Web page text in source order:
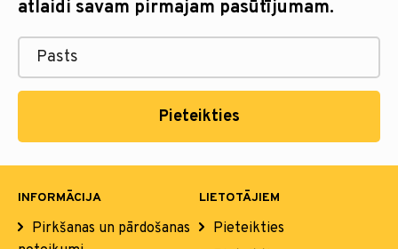
atlaidi savam pirmajam pasūtījumam.
Pieteikties
INFORMĀCIJA
Pirkšanas un pārdošanas
LIETOTĀJIEM
Pieteikties